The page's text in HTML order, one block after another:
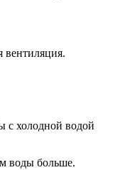
вентиляция.
с холодной водой
воды больше.